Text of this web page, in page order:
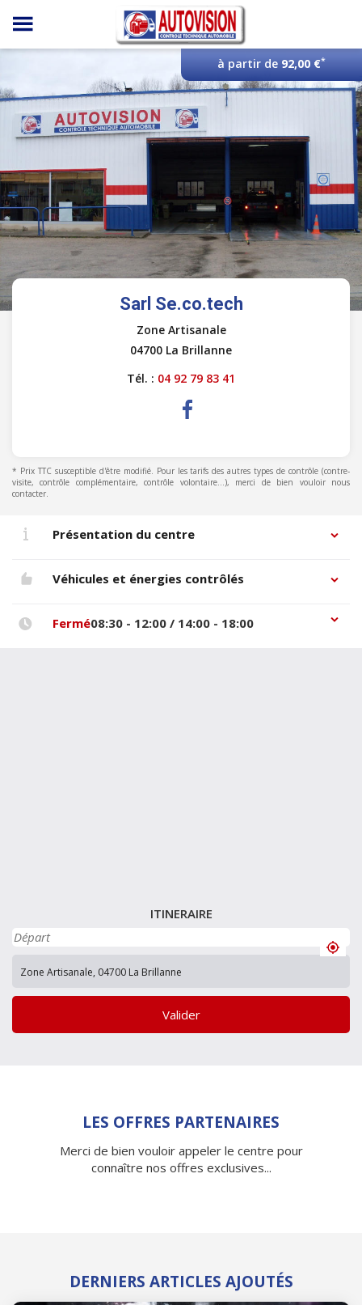
Panneau de gestion des cookies
à partir de 92,00 €*
Sarl Se.co.tech
Zone Artisanale
04700 La Brillanne
Tél. : 04 92 79 83 41
* Prix TTC susceptible d'être modifié. Pour les tarifs des autres types de contrôle (contre-
visite, contrôle complémentaire, contrôle volontaire...), merci de bien vouloir nous
contacter.
Présentation du centre
Véhicules et énergies contrôlés
Fermé08:30 - 12:00 / 14:00 - 18:00
ITINERAIRE
Valider
LES OFFRES PARTENAIRES
Merci de bien vouloir appeler le centre pour
connaître nos offres exclusives...
DERNIERS ARTICLES AJOUTÉS